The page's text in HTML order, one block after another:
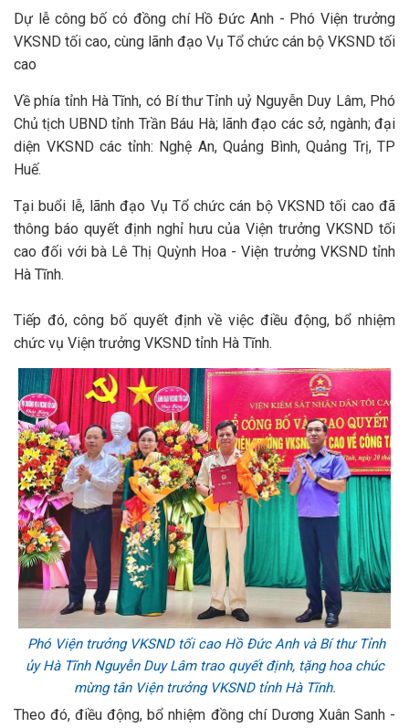
Dự lễ công bố có đồng chí Hồ Đức Anh - Phó Viện trưởng
VKSND tối cao, cùng lãnh đạo Vụ Tổ chức cán bộ VKSND tối
cao
Về phía tỉnh Hà Tĩnh, có Bí thư Tỉnh uỷ Nguyễn Duy Lâm, Phó
Chủ tịch UBND tỉnh Trần Báu Hà; lãnh đạo các sở, ngành; đại
diện VKSND các tỉnh: Nghệ An, Quảng Bình, Quảng Trị, TP
Huế.
Tại buổi lễ, lãnh đạo Vụ Tổ chức cán bộ VKSND tối cao đã
thông báo quyết định nghỉ hưu của Viện trưởng VKSND tối
cao đối với bà Lê Thị Quỳnh Hoa - Viện trưởng VKSND tỉnh
Hà Tĩnh.
Tiếp đó, công bố quyết định về việc điều động, bổ nhiệm
chức vụ Viện trưởng VKSND tỉnh Hà Tĩnh.
Phó Viện trưởng VKSND tối cao Hồ Đức Anh và Bí thư Tỉnh
ủy Hà Tĩnh Nguyễn Duy Lâm trao quyết định, tặng hoa chúc
mừng tân Viện trưởng VKSND tỉnh Hà Tĩnh.
Theo đó, điều động, bổ nhiệm đồng chí Dương Xuân Sanh -